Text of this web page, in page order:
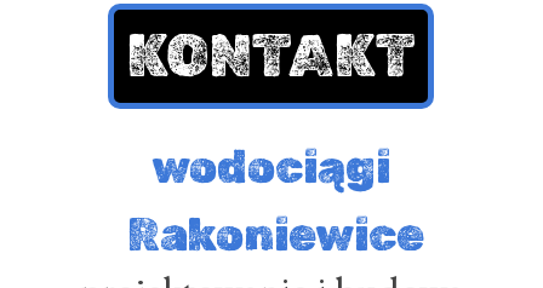
KONTAKT
wodociągi
Rakoniewice